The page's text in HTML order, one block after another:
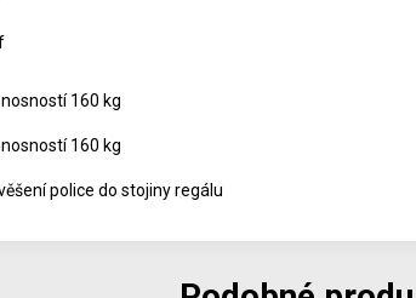
160 kg
160 kg
police do stojiny regálu